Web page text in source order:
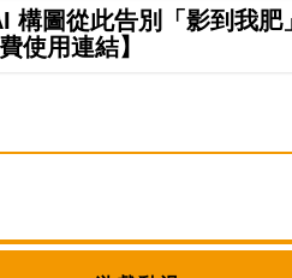
構圖從此告別「影到我肥
費使用連結】